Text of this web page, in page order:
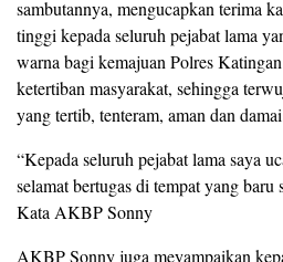
sambutannya, mengucapkan terima
tinggi kepada seluruh pejabat lama
warna bagi kemajuan Polres
ketertiban masyarakat, sehingga
yang tertib, tenteram, aman dan
“Kepada seluruh pejabat lama saya
selamat bertugas di tempat yang baru
Kata AKBP Sonny
AKBP Sonny juga meyampaikan